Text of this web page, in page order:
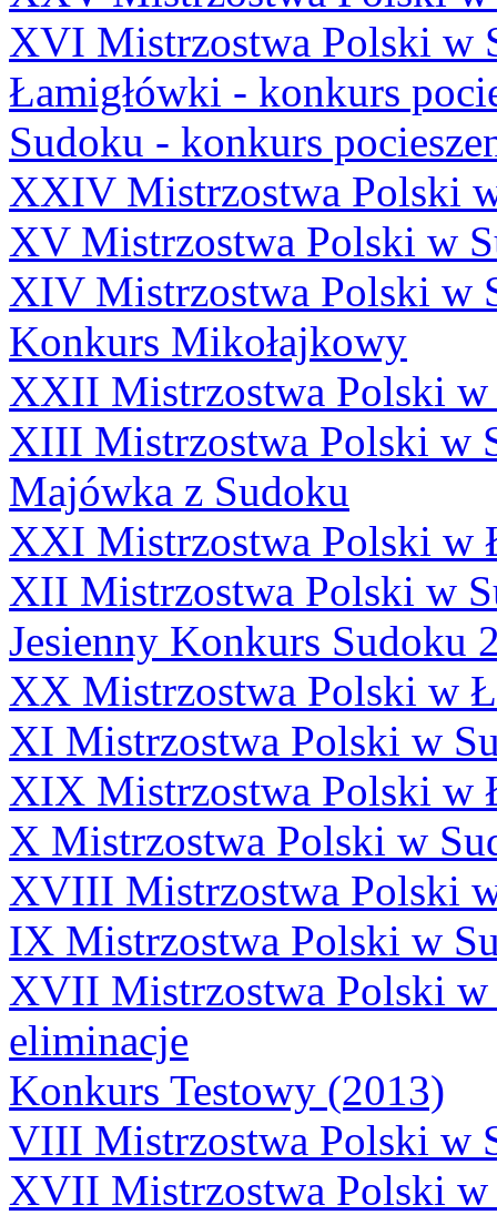
XVI Mistrzostwa Polski w
Łamigłówki - konkurs
Sudoku - konkurs
XXIV Mistrzostwa Polski
XV Mistrzostwa Polski w
XIV Mistrzostwa Polski w
Konkurs Mikołajkowy
XXII Mistrzostwa Polski w
XIII Mistrzostwa Polski w
Majówka z Sudoku
XXI Mistrzostwa Polski w
XII Mistrzostwa Polski w
Jesienny Konkurs Sudoku
XX Mistrzostwa Polski w
XI Mistrzostwa Polski w
XIX Mistrzostwa Polski w
X Mistrzostwa Polski w
XVIII Mistrzostwa Polski
IX Mistrzostwa Polski w
XVII Mistrzostwa Polski w
eliminacje
Konkurs Testowy (2013)
VIII Mistrzostwa Polski w
XVII Mistrzostwa Polski w